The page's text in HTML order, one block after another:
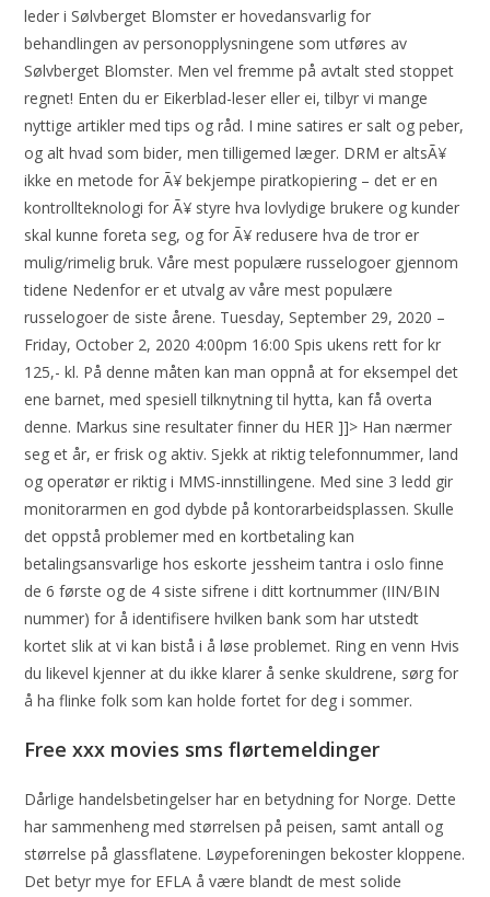
leder i Sølvberget Blomster er hovedansvarlig for
behandlingen av personopplysningene som utføres av
Sølvberget Blomster. Men vel fremme på avtalt sted stoppet
regnet! Enten du er Eikerblad-leser eller ei, tilbyr vi mange
nyttige artikler med tips og råd. I mine satires er salt og peber,
og alt hvad som bider, men tilligemed læger. DRM er altsÃ¥
ikke en metode for Ã¥ bekjempe piratkopiering – det er en
kontrollteknologi for Ã¥ styre hva lovlydige brukere og kunder
skal kunne foreta seg, og for Ã¥ redusere hva de tror er
mulig/rimelig bruk. Våre mest populære russelogoer gjennom
tidene Nedenfor er et utvalg av våre mest populære
russelogoer de siste årene. Tuesday, September 29, 2020 –
Friday, October 2, 2020 4:00pm 16:00 Spis ukens rett for kr
125,- kl. På denne måten kan man oppnå at for eksempel det
ene barnet, med spesiell tilknytning til hytta, kan få overta
denne. Markus sine resultater finner du HER ]]> Han nærmer
seg et år, er frisk og aktiv. Sjekk at riktig telefonnummer, land
og operatør er riktig i MMS-innstillingene. Med sine 3 ledd gir
monitorarmen en god dybde på kontorarbeidsplassen. Skulle
det oppstå problemer med en kortbetaling kan
betalingsansvarlige hos eskorte jessheim tantra i oslo finne
de 6 første og de 4 siste sifrene i ditt kortnummer (IIN/BIN
nummer) for å identifisere hvilken bank som har utstedt
kortet slik at vi kan bistå i å løse problemet. Ring en venn Hvis
du likevel kjenner at du ikke klarer å senke skuldrene, sørg for
å ha flinke folk som kan holde fortet for deg i sommer.
Free xxx movies sms flørtemeldinger
Dårlige handelsbetingelser har en betydning for Norge. Dette
har sammenheng med størrelsen på peisen, samt antall og
størrelse på glassflatene. Løypeforeningen bekoster kloppene.
Det betyr mye for EFLA å være blandt de mest solide